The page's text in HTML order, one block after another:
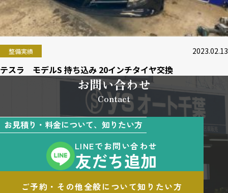
整備実績 2023.02.13
テスラ モデルS 持ち込み 20インチタイヤ交換
お問い合わせ
Contact
お見積り・料金について、知りたい方
LINEでお問い合わせ
友だち追加
ご予約・その他全般について知りたい方